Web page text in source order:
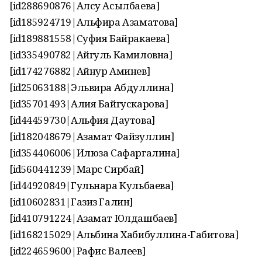
[id288690876|Алсу Асылбаева]
[id185924719|Альфира Азаматова]
[id189881558|Суфия Байракаева]
[id335490782|Айгуль Камиловна]
[id174276882|Айнур Аминев]
[id25063188|Эльвира Абдуллина]
[id35701493|Алия Байгускарова]
[id44459730|Альфия Даутова]
[id182048679|Азамат Файзуллин]
[id354406006|Илюза Сафаргалина]
[id560441239|Марс Сирбай]
[id44920849|Гульнара Кульбаева]
[id10602831|Газиз Галин]
[id410791224|Азамат Юлдашбаев]
[id168215029|Альбина Хабибуллина-Габитова]
[id224659600|Рафис Валеев]